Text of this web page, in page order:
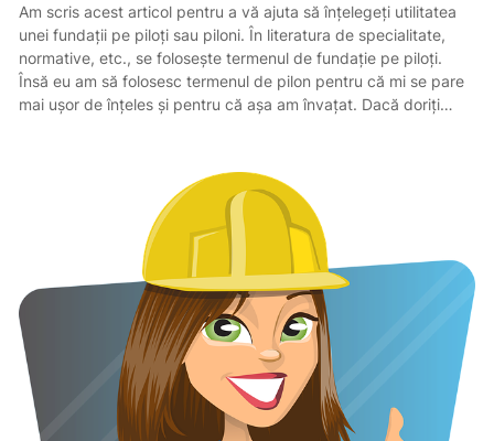
Am scris acest articol pentru a vă ajuta să înţelegeţi utilitatea
unei fundaţii pe piloţi sau piloni. În literatura de specialitate,
normative, etc., se foloseşte termenul de fundaţie pe piloţi.
Însă eu am să folosesc termenul de pilon pentru că mi se pare
mai uşor de înţeles şi pentru că aşa am învaţat. Dacă doriţi…